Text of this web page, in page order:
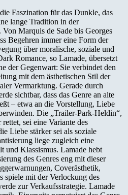
Faszination für das Dunkle, das
lange Tradition in der
Marquis de Sade bis Georges
Begehren immer eine Form der
über moralische, soziale und
Romance, so Lamade, übersetzt
der Gegenwart: Sie verbindet den
mit dem ästhetischen Stil der
Vermarktung. Gerade durch
sichtbar, dass das Genre an alte
– etwa an die Vorstellung, Liebe
Die „Trailer-Park-Heldin“,
sei eine Variante des
Liebe stärker sei als soziale
liege zugleich eine
und Klassismus. Lamade hebt
des Genres eng mit dieser
Coverästhetik,
spiele mit der Verlockung des
zur Verkaufsstrategie. Lamade